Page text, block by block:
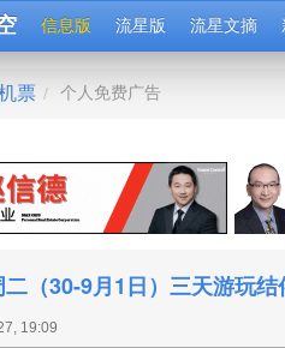
信息版 流星版 流星文摘
票 / 个人免费广告
（30-9月1日）三天游玩结
19:09